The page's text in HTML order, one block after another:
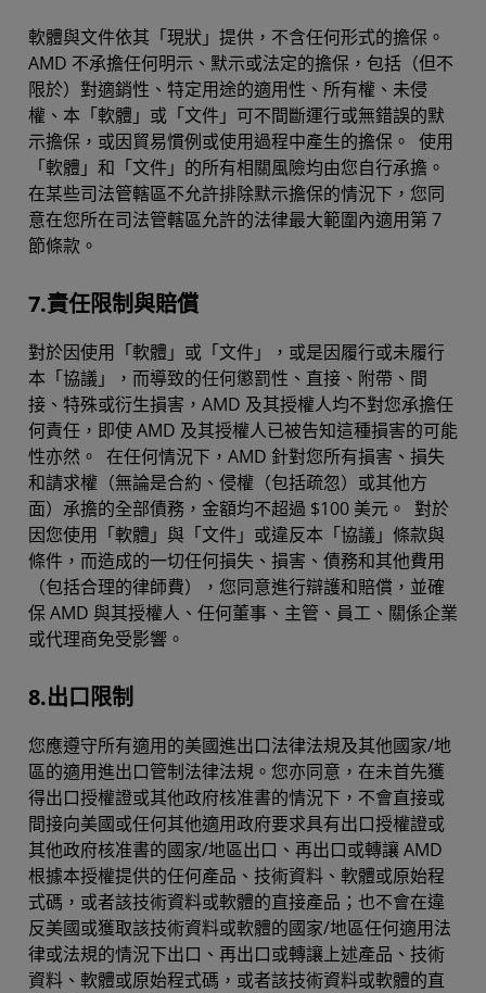
軟體與文件依其「現狀」提供，不含任何形式的擔保。
AMD 不承擔任何明示、默示或法定的擔保，包括（但不
限於）對適銷性、特定用途的適用性、所有權、未侵
權、本「軟體」或「文件」可不間斷運行或無錯誤的默
示擔保，或因貿易慣例或使用過程中產生的擔保。 使用
「軟體」和「文件」的所有相關風險均由您自行承擔。
在某些司法管轄區不允許排除默示擔保的情況下，您同
意在您所在司法管轄區允許的法律最大範圍內適用第 7
節條款。
7.責任限制與賠償
對於因使用「軟體」或「文件」，或是因履行或未履行
本「協議」，而導致的任何懲罰性、直接、附帶、間
接、特殊或衍生損害，AMD 及其授權人均不對您承擔任
何責任，即使 AMD 及其授權人已被告知這種損害的可能
性亦然。 在任何情況下，AMD 針對您所有損害、損失
和請求權（無論是合約、侵權（包括疏忽）或其他方
面）承擔的全部債務，金額均不超過 $100 美元。 對於
因您使用「軟體」與「文件」或違反本「協議」條款與
條件，而造成的一切任何損失、損害、債務和其他費用
（包括合理的律師費），您同意進行辯護和賠償，並確
保 AMD 與其授權人、任何董事、主管、員工、關係企業
或代理商免受影響。
8.出口限制
您應遵守所有適用的美國進出口法律法規及其他國家/地
區的適用進出口管制法律法規。您亦同意，在未首先獲
得出口授權證或其他政府核准書的情況下，不會直接或
間接向美國或任何其他適用政府要求具有出口授權證或
其他政府核准書的國家/地區出口、再出口或轉讓 AMD
根據本授權提供的任何產品、技術資料、軟體或原始程
式碼，或者該技術資料或軟體的直接產品；也不會在違
反美國或獲取該技術資料或軟體的國家/地區任何適用法
律或法規的情況下出口、再出口或轉讓上述產品、技術
資料、軟體或原始程式碼，或者該技術資料或軟體的直